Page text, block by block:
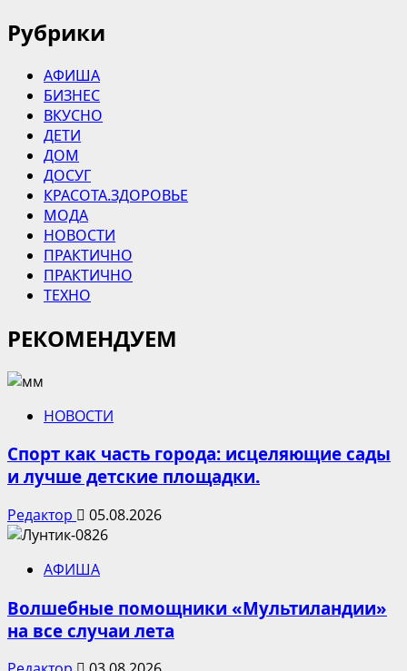
Рубрики
АФИША
БИЗНЕС
ВКУСНО
ДЕТИ
ДОМ
ДОСУГ
КРАСОТА.ЗДОРОВЬЕ
МОДА
НОВОСТИ
ПРАКТИЧНО
ПРАКТИЧНО
ТЕХНО
РЕКОМЕНДУЕМ
НОВОСТИ
Спорт как часть города: исцеляющие сады
и лучше детские площадки.
Редактор 05.08.2026
АФИША
Волшебные помощники «Мультиландии»
на все случаи лета